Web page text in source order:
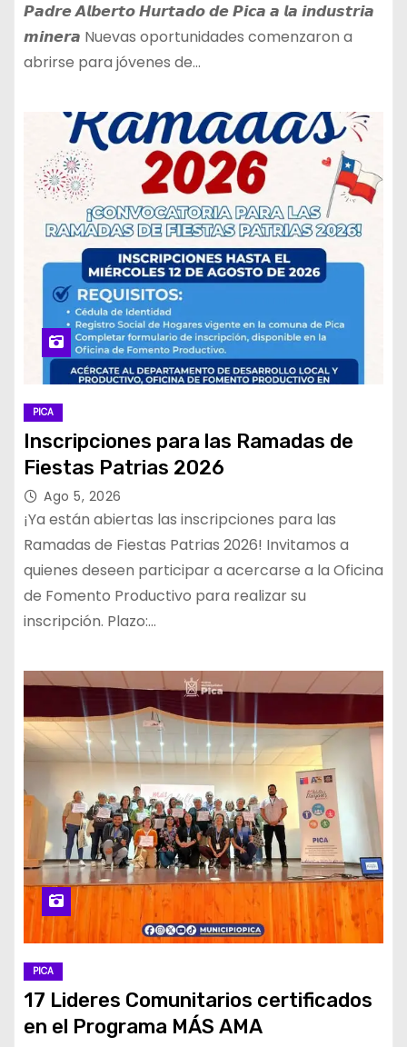
𝙋𝙖𝙙𝙧𝙚 𝘼𝙡𝙗𝙚𝙧𝙩𝙤 𝙃𝙪𝙧𝙩𝙖𝙙𝙤 𝙙𝙚 𝙋𝙞𝙘𝙖 𝙖 𝙡𝙖 𝙞𝙣𝙙𝙪𝙨𝙩𝙧𝙞𝙖
𝙢𝙞𝙣𝙚𝙧𝙖 Nuevas oportunidades comenzaron a
abrirse para jóvenes de…
PICA
Inscripciones para las Ramadas de
Fiestas Patrias 2026
Ago 5, 2026
¡Ya están abiertas las inscripciones para las
Ramadas de Fiestas Patrias 2026! Invitamos a
quienes deseen participar a acercarse a la Oficina
de Fomento Productivo para realizar su
inscripción. Plazo:…
PICA
17 Lideres Comunitarios certificados
en el Programa MÁS AMA